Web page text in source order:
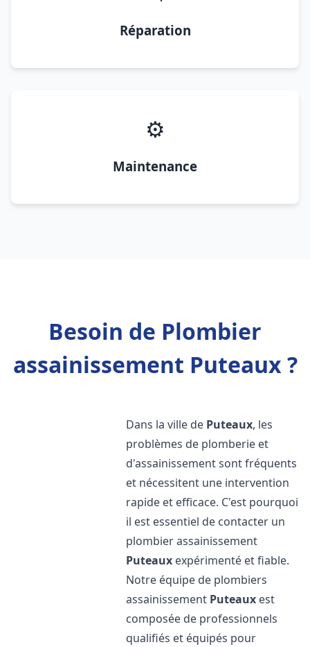
Réparation
⚙️
Maintenance
Besoin de Plombier
assainissement Puteaux ?
Dans la ville de Puteaux, les
problèmes de plomberie et
d'assainissement sont fréquents
et nécessitent une intervention
rapide et efficace. C'est pourquoi
il est essentiel de contacter un
plombier assainissement
Puteaux expérimenté et fiable.
Notre équipe de plombiers
assainissement Puteaux est
composée de professionnels
qualifiés et équipés pour